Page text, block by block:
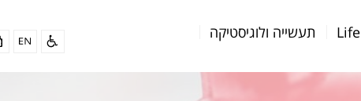
תעשייה ולוגיסטיקה